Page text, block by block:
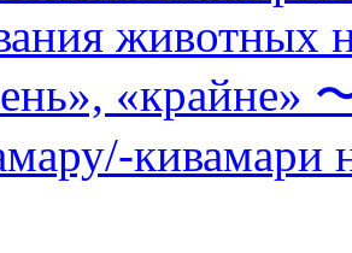
животных
«крайне»
кивамари